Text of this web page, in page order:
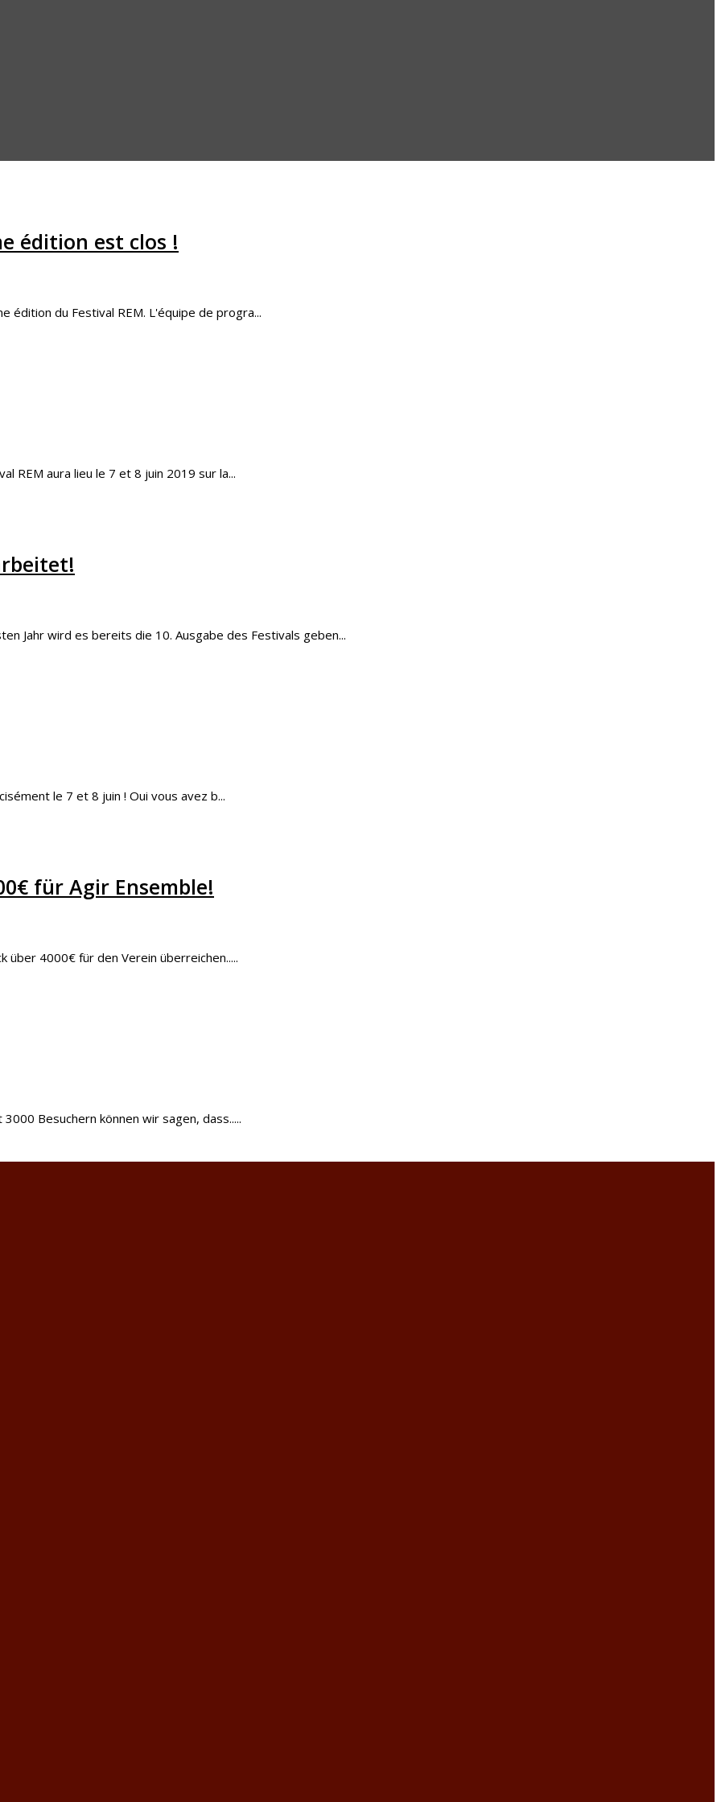
édition est clos !
édition du Festival REM. L'équipe de progra...
REM aura lieu le 7 et 8 juin 2019 sur la...
Jahr wird es bereits die 10. Ausgabe des Festivals geben...
le 7 et 8 juin ! Oui vous avez b...
für Agir Ensemble!
über 4000€ für den Verein überreichen.....
Besuchern können wir sagen, dass.....